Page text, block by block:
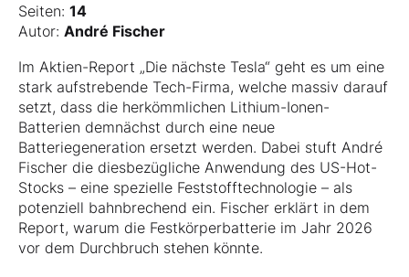
Seiten: 14
Autor: André Fischer
Im Aktien-Report „Die nächste Tesla“ geht es um eine
stark aufstrebende Tech-Firma, welche massiv darauf
setzt, dass die herkömmlichen Lithium-Ionen-
Batterien demnächst durch eine neue
Batteriegeneration ersetzt werden. Dabei stuft André
Fischer die diesbezügliche Anwendung des US-Hot-
Stocks – eine spezielle Feststofftechnologie – als
potenziell bahnbrechend ein. Fischer erklärt in dem
Report, warum die Festkörperbatterie im Jahr 2026
vor dem Durchbruch stehen könnte.